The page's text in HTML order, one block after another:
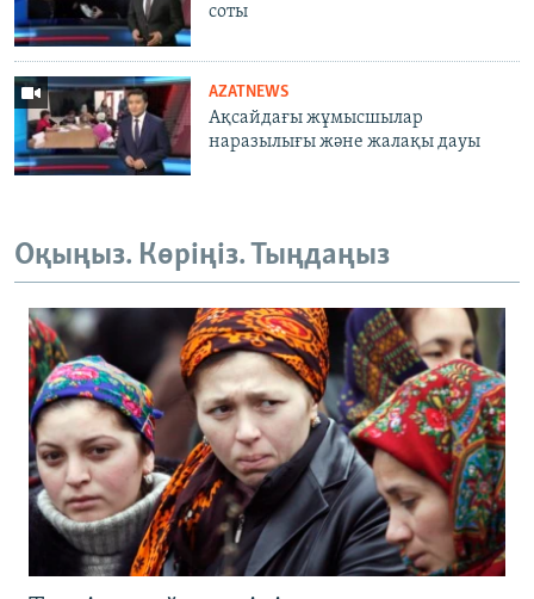
соты
AZATNEWS
Ақсайдағы жұмысшылар
наразылығы және жалақы дауы
Оқыңыз. Көріңіз. Тыңдаңыз